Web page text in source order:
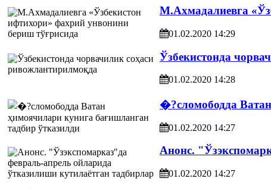
М.Ахмадалиевга
01.02.2020 14:29
Ўзбекистонда
01.02.2020 14:28
�?сломободда
01.02.2020 14:27
Анонс.
01.02.2020 14:27